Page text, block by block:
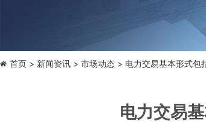
首页 新闻资讯 市场动态> 电力交易基本形式包
电力交易